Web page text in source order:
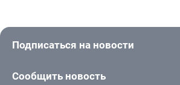
Подписаться на новости
Сообщить новость